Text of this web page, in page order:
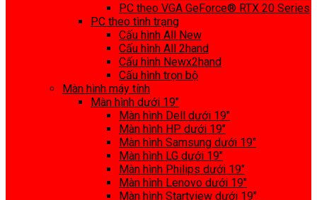
PC theo VGA GeForce® RTX 20 Series
PC theo tình trạng
Cấu hình All New
Cấu hình All 2hand
Cấu hình Newx2hand
Cấu hình trọn bộ
Màn hình máy tính
Màn hình dưới 19″
Màn hình Dell dưới 19″
Màn hình HP dưới 19″
Màn hình Samsung dưới 19″
Màn hình LG dưới 19″
Màn hình Philips dưới 19″
Màn hình Lenovo dưới 19″
Màn hình Startview dưới 19″